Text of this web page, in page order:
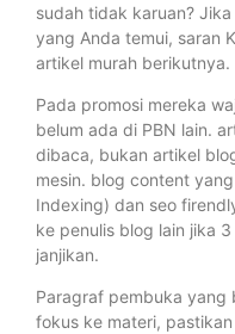
sudah tidak karuan?
yang Anda temui, saran
artikel murah berikutnya.
Pada promosi mereka
belum ada di PBN lain.
dibaca, bukan artikel
mesin. blog content
Indexing) dan seo
ke penulis blog lain jika
janjikan.
Paragraf pembuka
fokus ke materi,